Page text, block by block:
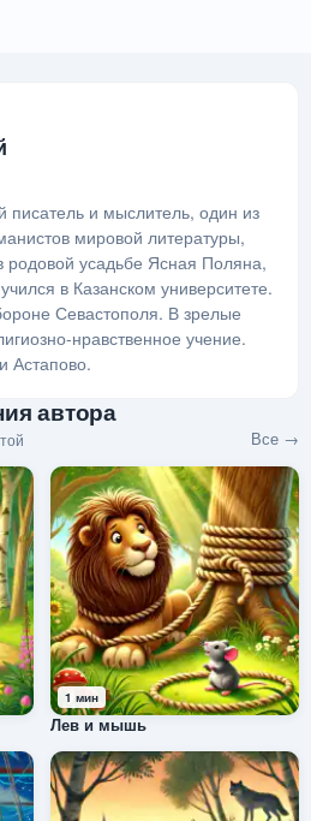
писатель и мыслитель, один из
мировой литературы,
родовой усадьбе Ясная Поляна,
в Казанском университете.
Севастополя. В зрелые
нравственное учение.
Астапово.
автора
Все →
1 мин
Лев и мышь